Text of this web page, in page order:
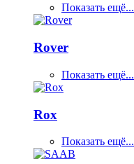
Показать ещё...
Rover
Показать ещё...
Rox
Показать ещё...